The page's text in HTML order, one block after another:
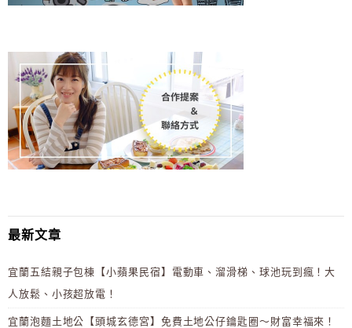
最新文章
宜蘭五結親子包棟【小蘋果民宿】電動車、溜滑梯、球池玩到瘋！大
人放鬆、小孩超放電！
宜蘭泡麵土地公【頭城玄德宮】免費土地公仔鑰匙圈～財富幸福來！